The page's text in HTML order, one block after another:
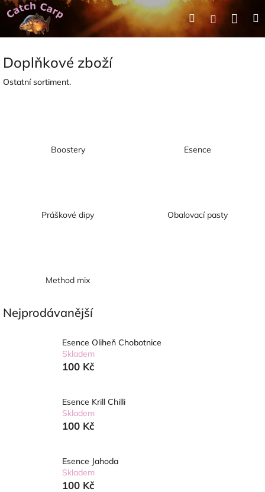
Přejít
na
obsah
HledatPřihlášení
Doplňkové zboží
Ostatní sortiment.
Boostery Esence
Práškové dipy Obalovací pasty
Method mix
Nejprodávanější
Esence Oliheň Chobotnice
Skladem
100 Kč
Esence Krill Chilli
Skladem
100 Kč
Esence Jahoda
Skladem
100 Kč